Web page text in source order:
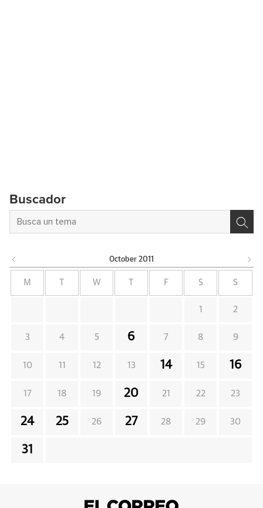
Buscador
October 2011
M W F S S
1 2
3 4 5 6 7 8 9
10 11 12 13 14 15 16
17 18 19 20 21 22 23
24 25 26 27 28 29 30
31